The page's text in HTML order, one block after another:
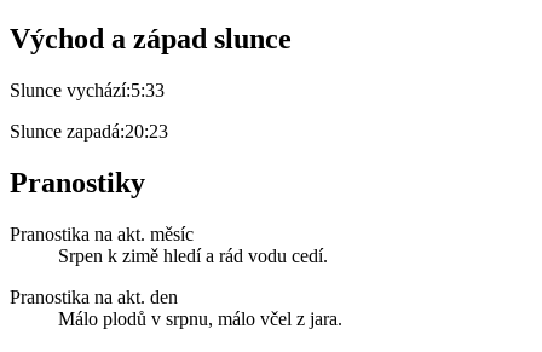
Východ a západ slunce
Slunce vychází:5:33
Slunce zapadá:20:23
Pranostiky
Pranostika na akt. měsíc
Srpen k zimě hledí a rád vodu cedí.
Pranostika na akt. den
Málo plodů v srpnu, málo včel z jara.